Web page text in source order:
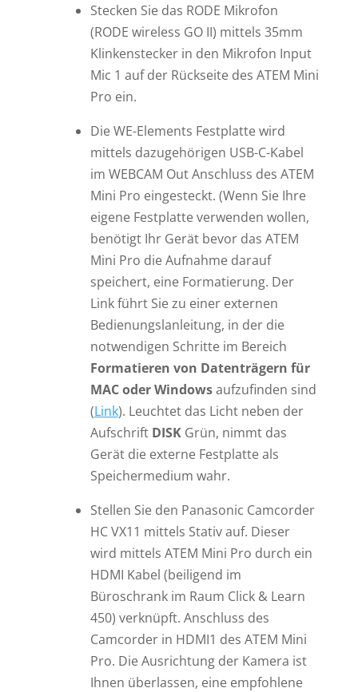
Stecken Sie das RODE Mikrofon
(RODE wireless GO II) mittels 35mm
Klinkenstecker in den Mikrofon Input
Mic 1 auf der Rückseite des ATEM Mini
Pro ein.
Die WE-Elements Festplatte wird
mittels dazugehörigen USB-C-Kabel
im WEBCAM Out Anschluss des ATEM
Mini Pro eingesteckt. (Wenn Sie Ihre
eigene Festplatte verwenden wollen,
benötigt Ihr Gerät bevor das ATEM
Mini Pro die Aufnahme darauf
speichert, eine Formatierung. Der
Link führt Sie zu einer externen
Bedienungslanleitung, in der die
notwendigen Schritte im Bereich
Formatieren von Datenträgern für
MAC oder Windowsaufzufinden sind
(Link). Leuchtet das Licht neben der
Aufschrift DISK Grün, nimmt das
Gerät die externe Festplatte als
Speichermedium wahr.
Stellen Sie den Panasonic Camcorder
HC VX11 mittels Stativ auf. Dieser
wird mittels ATEM Mini Pro durch ein
HDMI Kabel (beiligend im
Büroschrank im Raum Click & Learn
450) verknüpft. Anschluss des
Camcorder in HDMI1 des ATEM Mini
Pro. Die Ausrichtung der Kamera ist
Ihnen überlassen, eine empfohlene